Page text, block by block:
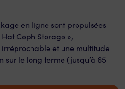
en ligne sont propulsées
Ceph Storage »,
et une multitude
sur le long terme (jusqu’à 65